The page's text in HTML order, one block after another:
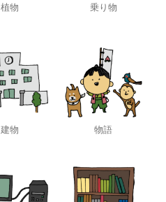
植物 乗り物
建物 物語